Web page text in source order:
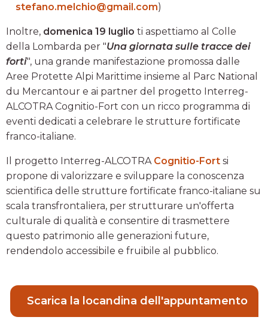
stefano.melchio@gmail.com)
Inoltre, domenica 19 luglio ti aspettiamo al Colle
della Lombarda per "Una giornata sulle tracce dei
forti", una grande manifestazione promossa dalle
Aree Protette Alpi Marittime insieme al Parc National
du Mercantour e ai partner del progetto Interreg-
ALCOTRA Cognitio-Fort con un ricco programma di
eventi dedicati a celebrare le strutture fortificate
franco-italiane.
Il progetto Interreg-ALCOTRA Cognitio-Fort si
propone di valorizzare e sviluppare la conoscenza
scientifica delle strutture fortificate franco-italiane su
scala transfrontaliera, per strutturare un'offerta
culturale di qualità e consentire di trasmettere
questo patrimonio alle generazioni future,
rendendolo accessibile e fruibile al pubblico.
Scarica la locandina dell'appuntamento